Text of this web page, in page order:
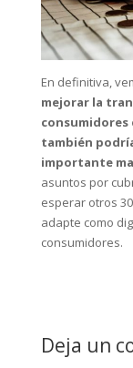
En definitiva,
mejorar la
también
importante
asuntos por
esperar otros
adapte como
consumidores.
Deja un